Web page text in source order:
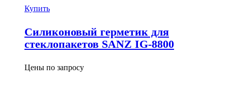
Купить
Силиконовый герметик для
стеклопакетов SANZ IG-8800
Цены по запросу